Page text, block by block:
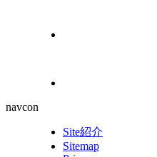
navcon
Site紹介
Sitemap